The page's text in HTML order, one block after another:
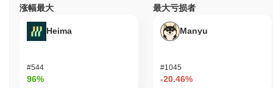
上构建创新解决方案，利用提供的SDK和文档来增强他们的项目。
次要参与者，包括验证者和流动性提供者，通过质押和治理机制参
与，贡献网络的安全性和决策过程。这种协作环境促进了一个强大
LarryCoin是如何保障安全的？
涨幅最大
Heima
#544
96%
最大亏损者
Manyu
#1045
-20.46%